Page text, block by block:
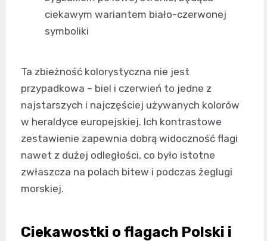
ciekawym wariantem biało-czerwonej
symboliki
Ta zbieżność kolorystyczna nie jest
przypadkowa – biel i czerwień to jedne z
najstarszych i najczęściej używanych kolorów
w heraldyce europejskiej. Ich kontrastowe
zestawienie zapewnia dobrą widoczność flagi
nawet z dużej odległości, co było istotne
zwłaszcza na polach bitew i podczas żeglugi
morskiej.
Ciekawostki o flagach Polski i